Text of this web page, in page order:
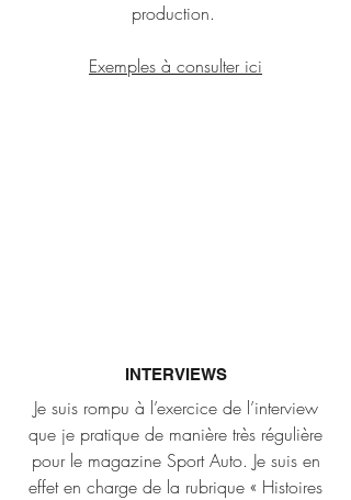
production.
Exemples à consulter ici
INTERVIEWS
Je suis rompu à l’exercice de l’interview
que je pratique de manière très régulière
pour le magazine Sport Auto. Je suis en
effet en charge de la rubrique « Histoires